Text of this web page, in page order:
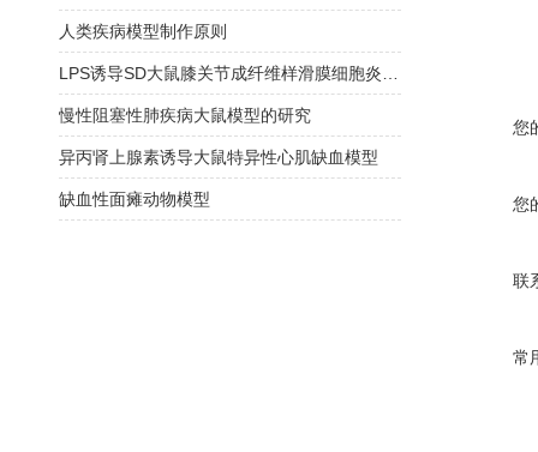
您
您
联
常
人类疾病模型制作原则
慢性阻塞性肺疾病大鼠模型的研究
异丙肾上腺素诱导大鼠特异性心肌缺血模型
缺血性面瘫动物模型